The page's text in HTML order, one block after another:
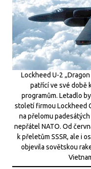
Lockheed U-2
patřící ve své době
programům. Letadlo
století firmou Lockheed
na přelomu
nepřátel NATO. Od
k přeletům SSSR, ale i
objevila sovětskou